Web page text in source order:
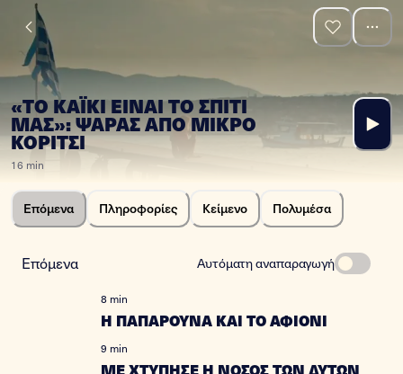
«ΤΟ ΚΑΪ́ΚΙ ΕΙΝΑΙ ΤΟ ΣΠΙΤΙ
ΜΑΣ»: ΨΑΡΑΣ ΑΠΟ ΜΙΚΡΟ
ΚΟΡΙΤΣΙ
16 min
Επόμενα Πληροφορίες Κείμενο Πολυμέσα
Επόμενα Αυτόματη αναπαραγωγή
8 min
Η ΠΑΠΑΡΟΥΝΑ ΚΑΙ ΤΟ ΑΦΙΟΝΙ
9 min
ΜΕ ΧΤΥΠΗΣΕ Η ΝΟΣΟΣ ΤΩΝ ΔΥΤΩΝ